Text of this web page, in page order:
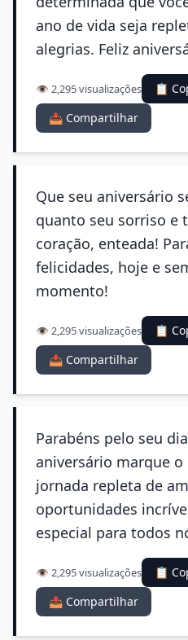
ano de vida seja
alegrias. Feliz
👁️ 2,295 visualizações
📋
📤 Compartilhar
Que seu aniversário
quanto seu sorriso e
coração, enteada!
felicidades, hoje e
momento!
👁️ 2,295 visualizações
📋
📤 Compartilhar
Parabéns pelo seu
aniversário marque
jornada repleta de
oportunidades
especial para todos
👁️ 2,295 visualizações
📋
📤 Compartilhar